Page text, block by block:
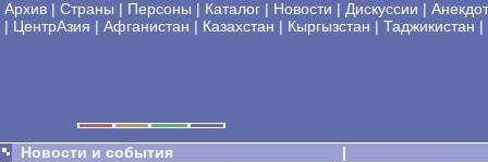
Архив | Страны | Персоны | Каталог | Новости | Дискуссии |
| ЦентрАзия | Афганистан | Казахстан | Кыргызстан | Таджикистан |
Новости и события
|